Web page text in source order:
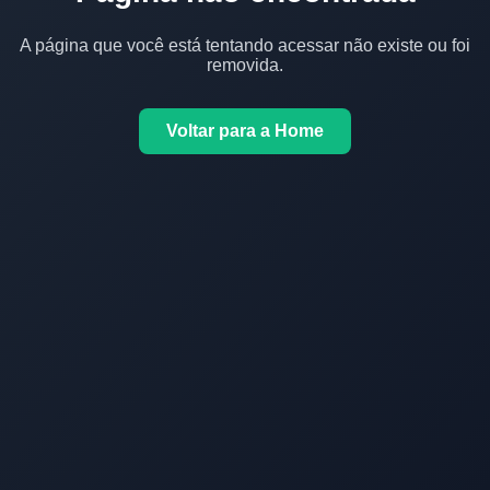
A página que você está tentando acessar não existe ou foi
removida.
Voltar para a Home